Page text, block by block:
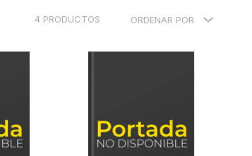
4 PRODUCTOS ORDENAR POR